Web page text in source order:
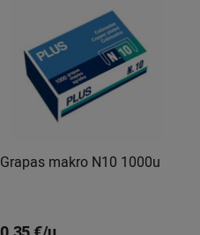
Grapas makro N10 1000u